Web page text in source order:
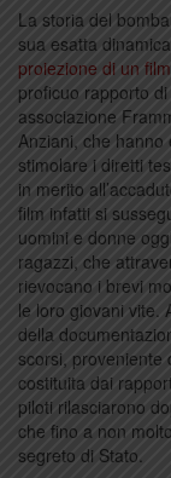
La storia del
sua esatta
proiezione di un
proficuo rapporto
associazione
Anziani, che
stimolare i diretti
in merito
film infatti si
uomini e donne
ragazzi, che
rievocano i brevi
le loro giovani vite.
della
scorsi, proveniente
costituita dai
piloti rilasciarono
che fino a non
segreto di Stato.